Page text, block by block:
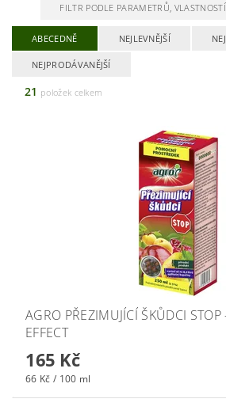
FILTR PODLE PARAMETRŮ,
ABECEDNĚ NEJLEVNĚJŠÍ
NEJPRODÁVANĚJŠÍ
21 položek celkem
AGRO PŘEZIMUJÍCÍ ŠKŮDCI
EFFECT
165 Kč
66 Kč / 100 ml